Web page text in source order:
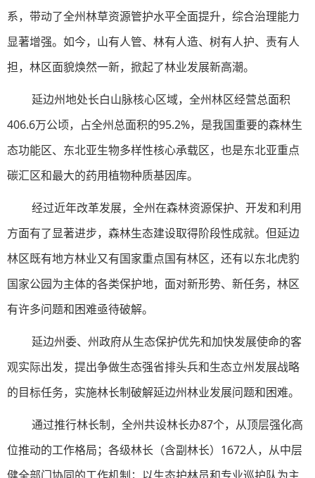
系，带动了全州林草资源管护水平全面提升，综合治理能力
显著增强。如今，山有人管、林有人造、树有人护、责有人
担，林区面貌焕然一新，掀起了林业发展新高潮。
延边州地处长白山脉核心区域，全州林区经营总面积
406.6万公顷，占全州总面积的95.2%，是我国重要的森林生
态功能区、东北亚生物多样性核心承载区，也是东北亚重点
碳汇区和最大的药用植物种质基因库。
经过近年改革发展，全州在森林资源保护、开发和利用
方面有了显著进步，森林生态建设取得阶段性成就。但延边
林区既有地方林业又有国家重点国有林区，还有以东北虎豹
国家公园为主体的各类保护地，面对新形势、新任务，林区
有许多问题和困难亟待破解。
延边州委、州政府从生态保护优先和加快发展使命的客
观实际出发，提出争做生态强省排头兵和生态立州发展战略
的目标任务，实施林长制破解延边州林业发展问题和困难。
通过推行林长制，全州共设林长办87个，从顶层强化高
位推动的工作格局；各级林长（含副林长）1672人，从中层